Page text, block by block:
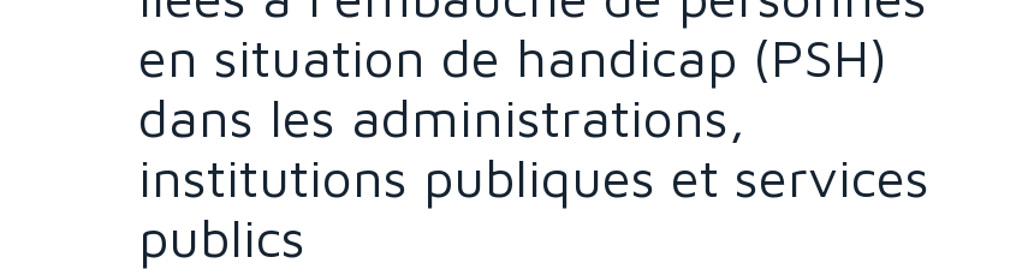
en situation de handicap (PSH)
dans les administrations,
institutions publiques et services
publics